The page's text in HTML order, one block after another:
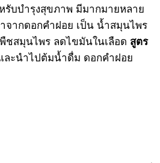
รับบำรุงสุขภาพ มีมากมายหลาย
จากดอกคำฝอย เป็น น้ำสมุนไพร
ชสมุนไพร ลดไขมันในเลือด สูตร
ละนำไปต้มน้ำดื่ม ดอกคำฝอย